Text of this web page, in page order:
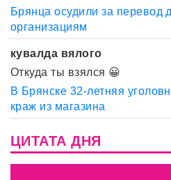
Брянца осудили за перевод
организациям
кувалда вялого
Откуда ты взялся 😀
В Брянске 32-летняя
краж из магазина
ЦИТАТА ДНЯ